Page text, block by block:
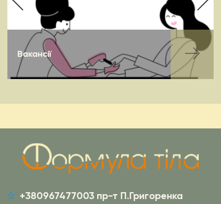
Вакансії
+380967477003 пр-т П.Григоренка